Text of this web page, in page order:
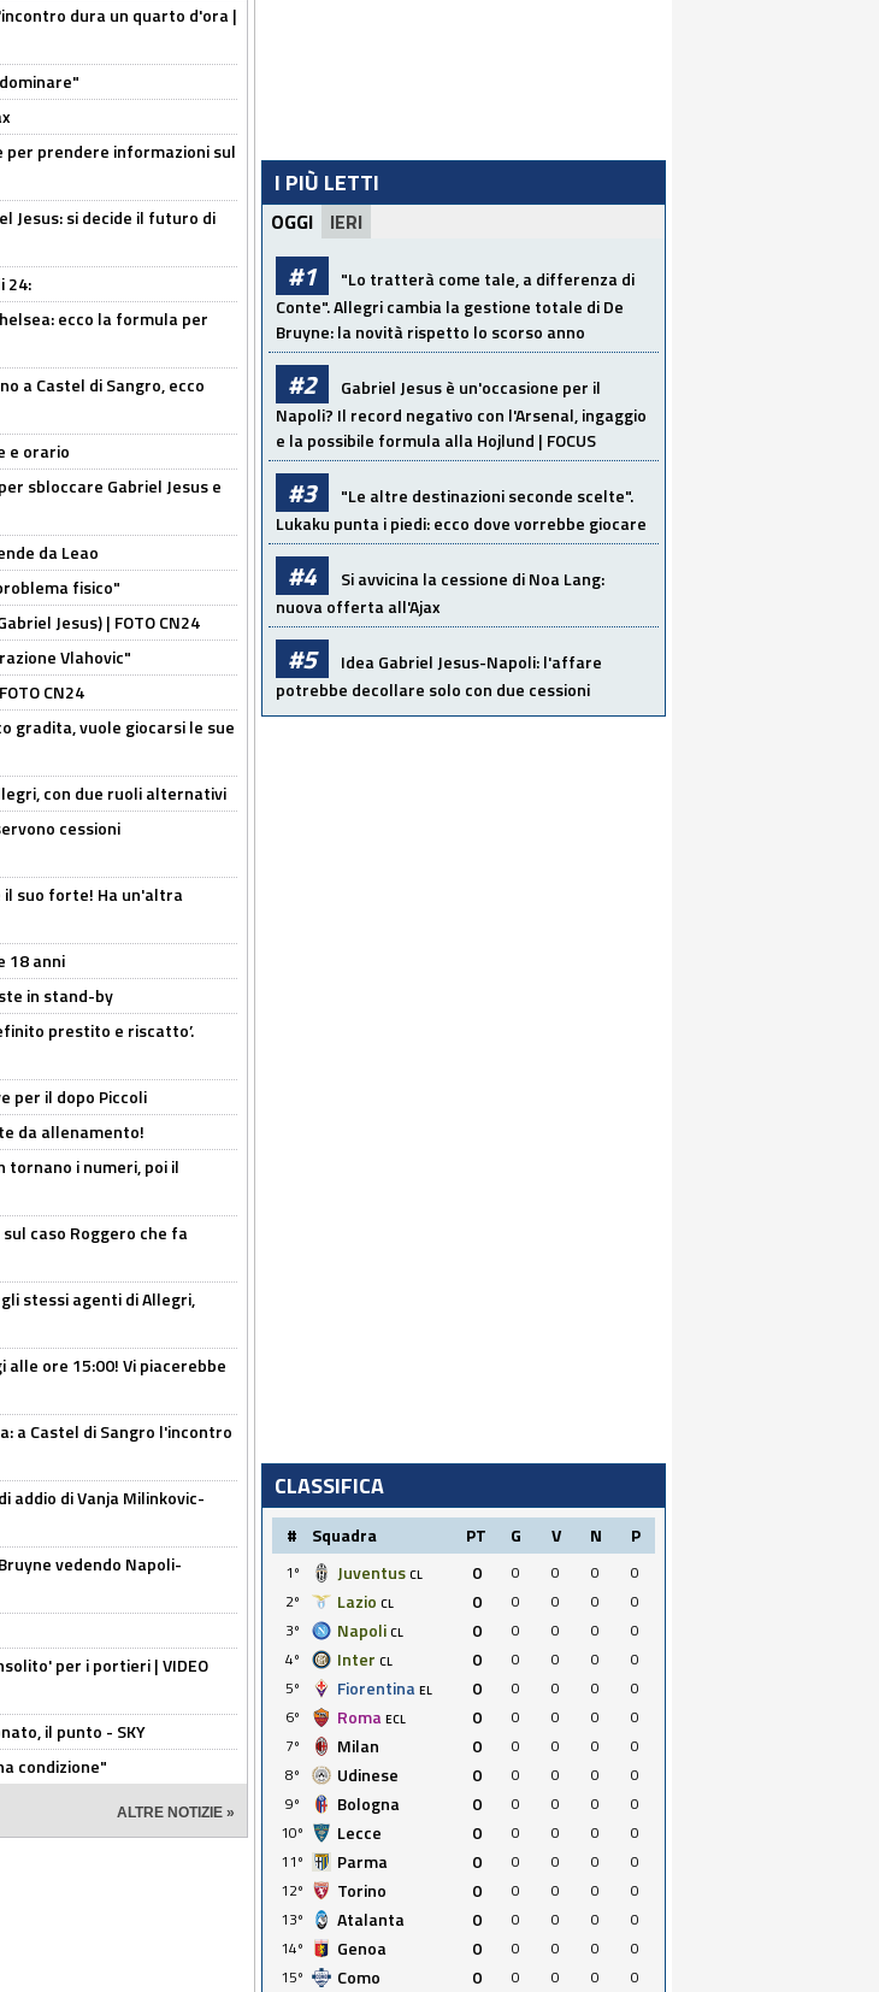
dura un quarto d'ora |
prendere informazioni sul
Jesus: si decide il futuro di
24:
ecco la formula per
a Castel di Sangro, ecco
e orario
sbloccare Gabriel Jesus e
da Leao
fisico"
Jesus) | FOTO CN24
Vlahovic"
CN24
gradita, vuole giocarsi le sue
con due ruoli alternativi
cessioni
il suo forte! Ha un'altra
18 anni
in stand-by
prestito e riscatto’.
per il dopo Piccoli
da allenamento!
tornano i numeri, poi il
caso Roggero che fa
stessi agenti di Allegri,
alle ore 15:00! Vi piacerebbe
a Castel di Sangro l'incontro
addio di Vanja Milinkovic-
vedendo Napoli-
per i portieri | VIDEO
il punto - SKY
condizione"
ALTRE NOTIZIE »
I PIÙ LETTI
OGGI IERI
#1
"Lo tratterà come tale, a differenza di
Conte". Allegri cambia la gestione totale di De
Bruyne: la novità rispetto lo scorso anno
#2
Gabriel Jesus è un'occasione per il
Napoli? Il record negativo con l'Arsenal, ingaggio
e la possibile formula alla Hojlund | FOCUS
#3
"Le altre destinazioni seconde scelte".
Lukaku punta i piedi: ecco dove vorrebbe giocare
#4
Si avvicina la cessione di Noa Lang:
nuova offerta all'Ajax
#5
Idea Gabriel Jesus-Napoli: l'affare
potrebbe decollare solo con due cessioni
CLASSIFICA
# Squadra PT G V N P
1º Juventus CL 0 0 0 0
0
2º
Lazio CL 0 0 0 0
0
3º
Napoli CL 0 0 0 0
0
4º
Inter CL 0 0 0 0
0
5º
Fiorentina EL 0 0 0 0
0
6º
Roma ECL 0 0 0 0
0
7º
Milan 0 0 0 0
0
8º
Udinese 0 0 0 0
0
9º
Bologna 0 0 0 0
0
10º
Lecce 0 0 0 0
0
11º
Parma 0 0 0 0
0
12º
Torino 0 0 0 0
0
13º
Atalanta 0 0 0 0
0
14º
Genoa 0 0 0 0
0
15º
Como 0 0 0 0 0